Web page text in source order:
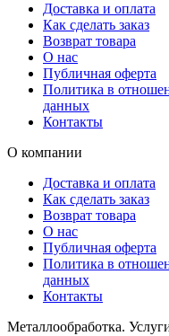
Доставка и оплата
Как сделать заказ
Возврат товара
О нас
Публичная оферта
Политика в
данных
Контакты
О компании
Доставка и оплата
Как сделать заказ
Возврат товара
О нас
Публичная оферта
Политика в
данных
Контакты
Металлообработка.